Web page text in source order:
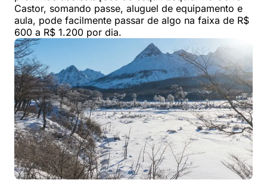
Castor, somando passe, aluguel de equipamento e
aula, pode facilmente passar de algo na faixa de R$
600 a R$ 1.200 por dia.